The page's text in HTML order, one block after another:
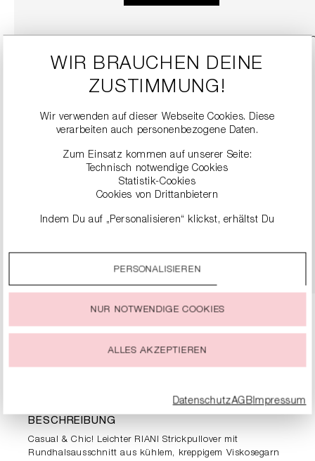
SNEAKER
DETAILS
BESCHREIBUNG
Casual & Chic! Leichter RIANI Strickpullover mit
Rundhalsausschnitt aus kühlem, kreppigem Viskosegarn
WIR BRAUCHEN DEINE
ZUSTIMMUNG!
Wir verwenden auf dieser Webseite Cookies. Diese
verarbeiten auch personenbezogene Daten.
Zum Einsatz kommen auf unserer Seite:
Technisch notwendige Cookies
Statistik-Cookies
Cookies von Drittanbietern
Indem Du auf „Personalisieren“ klickst, erhältst Du
Durch einen Klick auf das Auswahlfeld „Alle akzeptieren“
stimmst Du der Verwendung aller Cookies zu, die unter
jeder Zeit ändern oder widerrufen.
PERSONALISIEREN
NUR NOTWENDIGE COOKIES
ALLES AKZEPTIEREN
DatenschutzAGBImpressum